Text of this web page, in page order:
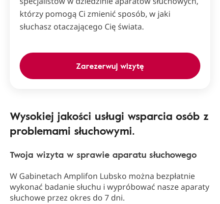
którzy pomogą Ci zmienić sposób, w jaki
słuchasz otaczającego Cię świata.
Zarezerwuj wizytę
Wysokiej jakości usługi wsparcia osób z
problemami słuchowymi.
Twoja wizyta w sprawie aparatu słuchowego
W Gabinetach Amplifon Lubsko można bezpłatnie
wykonać badanie słuchu i wypróbować nasze aparaty
słuchowe przez okres do 7 dni.